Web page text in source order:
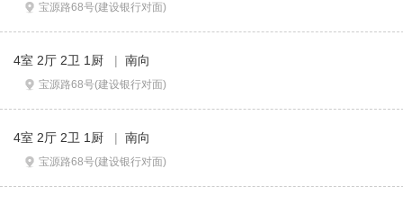
宝源路68号(建设银行对面)
4室 2厅 2卫 1厨 | 南向
宝源路68号(建设银行对面)
4室 2厅 2卫 1厨 | 南向
宝源路68号(建设银行对面)